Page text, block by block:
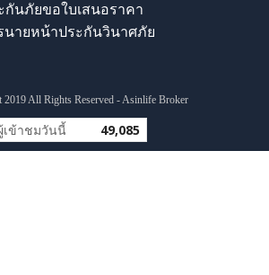
นภัยขอใบเสนอราคา
ายหน้าประกันวินาศภัย
All Rights Reserved - Asinlife Broker
เข้าชมวันนี้ 49,085